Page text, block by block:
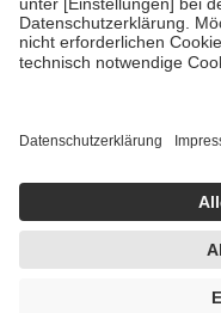
mit Ausnahme der
• Untersuchungen zur
GKV getragen werden
Einholung von
getroffen, um
handelt. Mehr
https://help.etrusted.com/